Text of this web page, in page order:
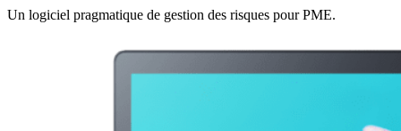
Un logiciel pragmatique de gestion des risques pour PME.